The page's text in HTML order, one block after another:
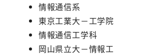
情報通信系
東京工業大－工学院
情報通信工学科
岡山県立大－情報工